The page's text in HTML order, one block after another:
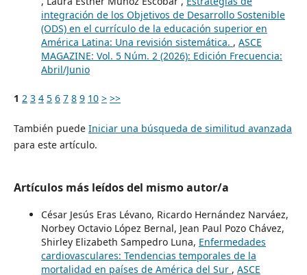
integración de los Objetivos de Desarrollo Sostenible
(ODS) en el currículo de la educación superior en
América Latina: Una revisión sistemática. , ASCE
MAGAZINE: Vol. 5 Núm. 2 (2026): Edición Frecuencia:
Abril/Junio
1 2 3 4 5 6 7 8 9 10 > >>
También puede Iniciar una búsqueda de similitud avanzada
para este artículo.
Artículos más leídos del mismo autor/a
César Jesús Eras Lévano, Ricardo Hernández Narváez,
Norbey Octavio López Bernal, Jean Paul Pozo Chávez,
Shirley Elizabeth Sampedro Luna, Enfermedades
cardiovasculares: Tendencias temporales de la
mortalidad en países de América del Sur , ASCE